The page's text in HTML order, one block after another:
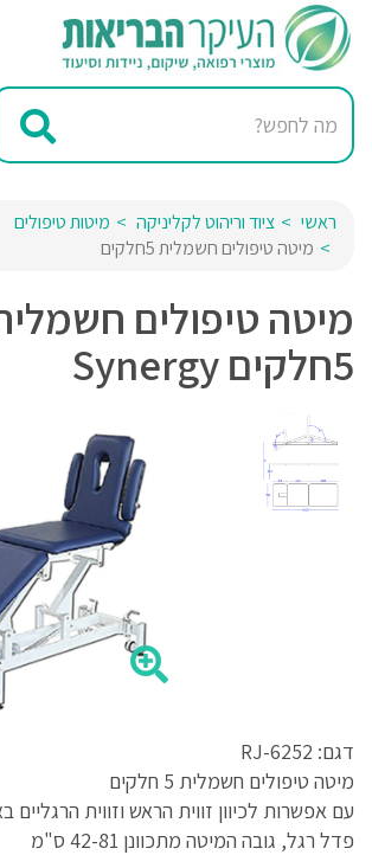
ראשי ציוד וריהוט לקליניקה
מיטות טיפולים
מיטה טיפולים חשמלית 5חלקים
מיטה טיפולים
5חלקים Synergy
דגם: RJ-6252
מיטה טיפולים חשמלית 5 חלקים
עם אפשרות לכיוון זווית הראש וזווית
פדל רגל, גובה המיטה מתכוונן 42-81 ס"מ